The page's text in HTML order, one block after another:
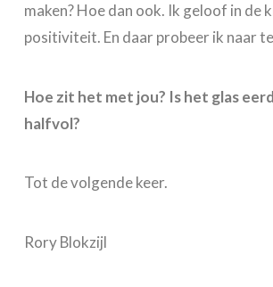
maken? Hoe dan ook. Ik geloof in de
positiviteit. En daar probeer ik naar
Hoe zit het met jou? Is het glas
halfvol?
Tot de volgende keer.
Rory Blokzijl